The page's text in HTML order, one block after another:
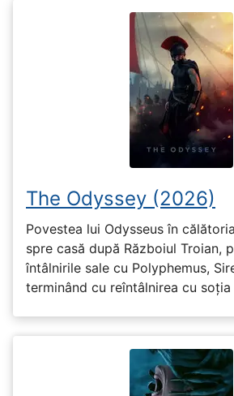
The Odyssey (2026)
Povestea lui Odysseus în
spre casă după Războiul Troian,
întâlnirile sale cu Polyphemus,
terminând cu reîntâlnirea cu soția